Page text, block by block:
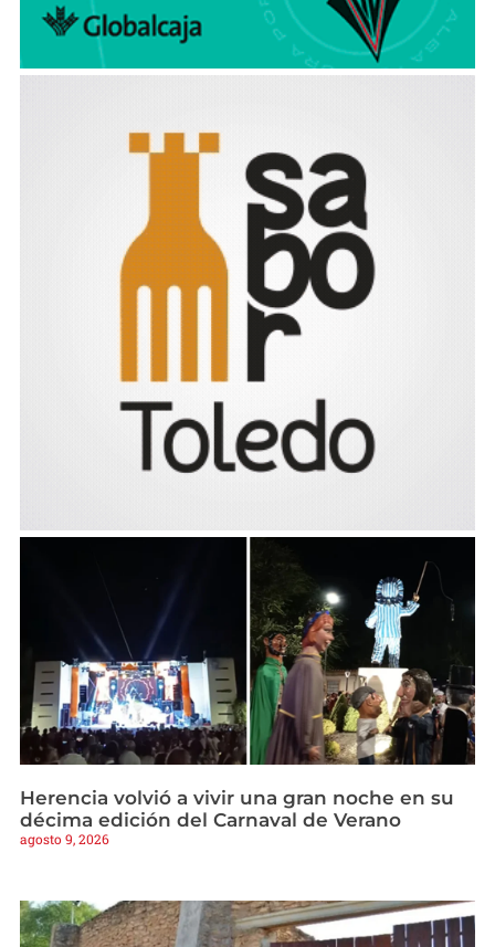
Herencia volvió a vivir una gran noche en su
décima edición del Carnaval de Verano
agosto 9, 2026